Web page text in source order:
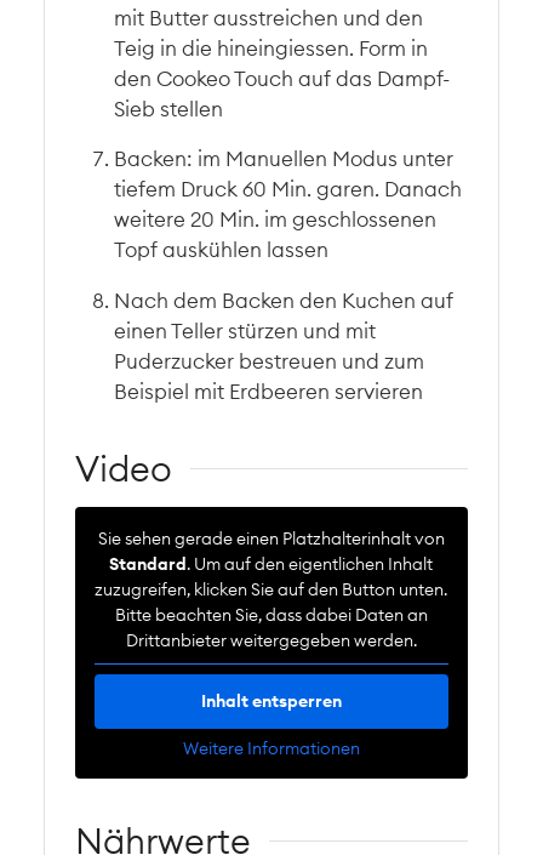
mit Butter ausstreichen und den
Teig in die hineingiessen. Form in
den Cookeo Touch auf das Dampf-
Sieb stellen
Backen: im Manuellen Modus unter
tiefem Druck 60 Min. garen. Danach
weitere 20 Min. im geschlossenen
Topf auskühlen lassen
Nach dem Backen den Kuchen auf
einen Teller stürzen und mit
Puderzucker bestreuen und zum
Beispiel mit Erdbeeren servieren
Video
Sie sehen gerade einen Platzhalterinhalt von
Standard. Um auf den eigentlichen Inhalt
zuzugreifen, klicken Sie auf den Button unten.
Bitte beachten Sie, dass dabei Daten an
Drittanbieter weitergegeben werden.
Inhalt entsperren
Weitere Informationen
Nährwerte